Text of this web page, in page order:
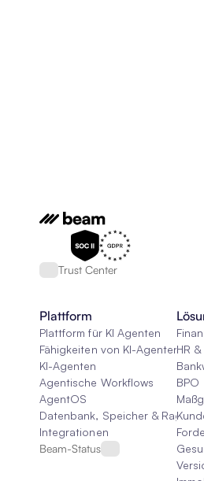
Trust Center
Plattform
Plattform für KI Agenten
Fähigkeiten von KI-Agenten
KI-Agenten
Agentische Workflows
AgentOS
Datenbank, Speicher & Rag
Integrationen
Beam-Status
HR
BPO